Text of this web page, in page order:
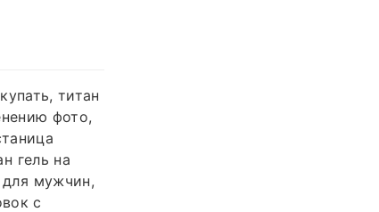
титан
фото,
гель на
для мужчин,
с